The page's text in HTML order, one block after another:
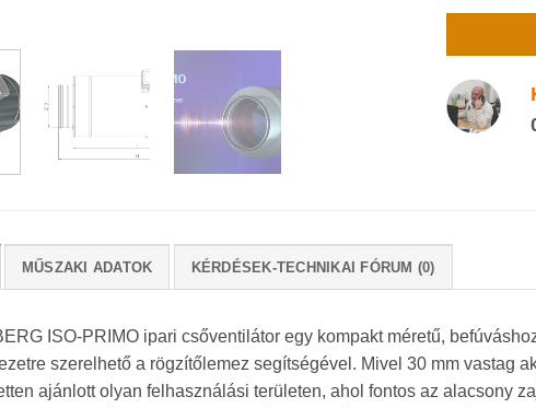
MŰSZAKI ADATOK KÉRDÉSEK-TECHNIKAI FÓRUM (0)
ISO-PRIMO ipari csőventilátor egy kompakt méretű,
szerelhető a rögzítőlemez segítségével. Mivel 30 mm vastag
ajánlott olyan felhasználási területen, ahol fontos az alacsony